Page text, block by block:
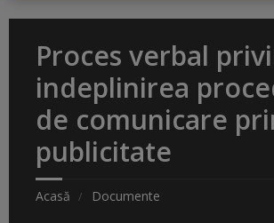
Proces verbal
indeplinirea
de comunicare
publicitate
Acasă Documente